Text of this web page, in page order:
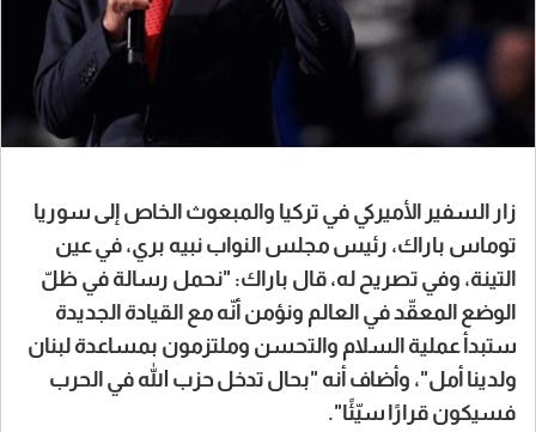
زار السفير الأميركي في تركيا والمبعوث الخاص إلى سوريا
توماس باراك، رئيس مجلس النواب نبيه بري، في عين
التينة، وفي تصريح له، قال باراك: "نحمل رسالة في ظلّ
الوضع المعقّد في العالم ونؤمن أنّه مع القيادة الجديدة
ستبدأ عملية السلام والتحسن وملتزمون بمساعدة لبنان
ولدينا أمل"، وأضاف أنه "بحال تدخل حزب الله في الحرب
فسيكون قرارًا سيّئًا".